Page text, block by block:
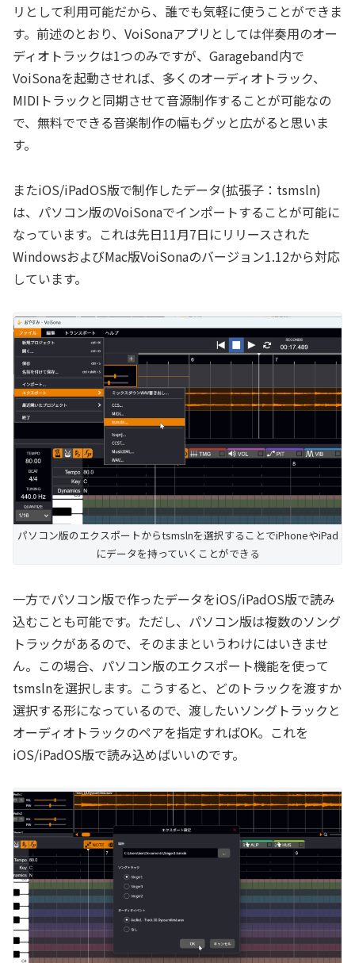
リとして利用可能だから、誰でも気軽に使うことができま
す。前述のとおり、VoiSonaアプリとしては伴奏用のオー
ディオトラックは1つのみですが、Garageband内で
VoiSonaを起動させれば、多くのオーディオトラック、
MIDIトラックと同期させて音源制作することが可能なの
で、無料でできる音楽制作の幅もグッと広がると思いま
す。
またiOS/iPadOS版で制作したデータ(拡張子：tsmsln)
は、パソコン版のVoiSonaでインポートすることが可能に
なっています。これは先日11月7日にリリースされた
WindowsおよびMac版VoiSonaのバージョン1.12から対応
しています。
パソコン版のエクスポートからtsmslnを選択することでiPhoneやiPad
にデータを持っていくことができる
一方でパソコン版で作ったデータをiOS/iPadOS版で読み
込むことも可能です。ただし、パソコン版は複数のソング
トラックがあるので、そのままというわけにはいきませ
ん。この場合、パソコン版のエクスポート機能を使って
tsmslnを選択します。こうすると、どのトラックを渡すか
選択する形になっているので、渡したいソングトラックと
オーディオトラックのペアを指定すればOK。これを
iOS/iPadOS版で読み込めばいいのです。